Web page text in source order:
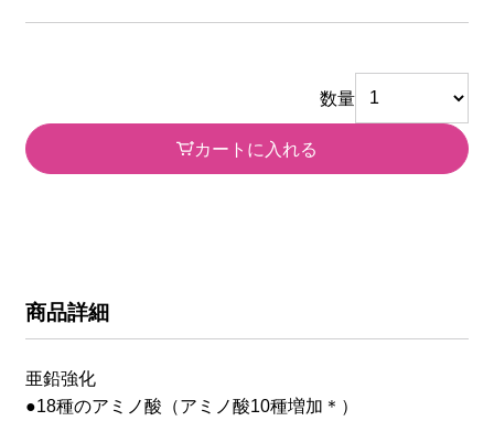
数量
カートに入れる
商品詳細
亜鉛強化
●18種のアミノ酸（アミノ酸10種増加＊）